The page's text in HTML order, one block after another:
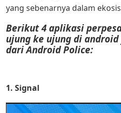
yang sebenarnya dalam
Berikut 4 aplikasi
ujung ke ujung di
dari Android Police:
1. Signal